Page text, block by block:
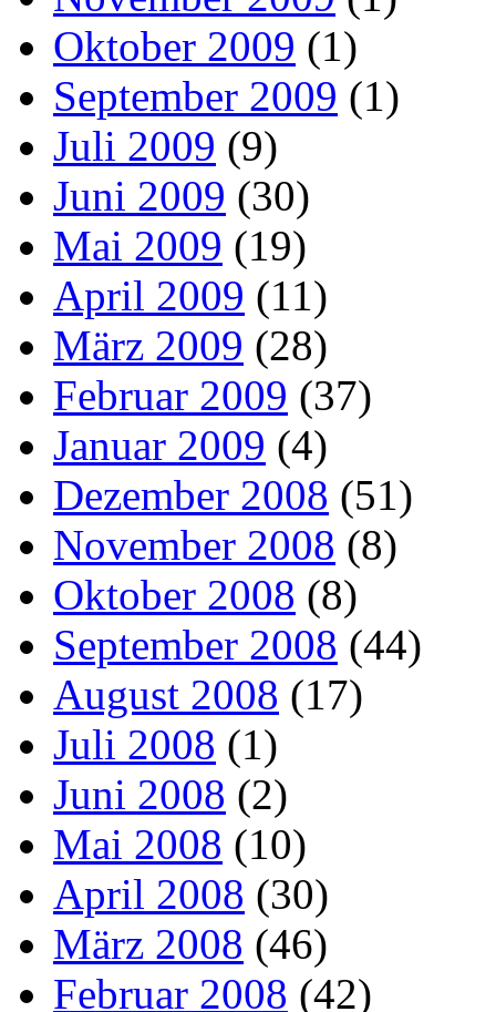
Oktober 2009 (1)
September 2009 (1)
Juli 2009 (9)
Juni 2009 (30)
Mai 2009 (19)
April 2009 (11)
März 2009 (28)
Februar 2009 (37)
Januar 2009 (4)
Dezember 2008 (51)
November 2008 (8)
Oktober 2008 (8)
September 2008 (44)
August 2008 (17)
Juli 2008 (1)
Juni 2008 (2)
Mai 2008 (10)
April 2008 (30)
März 2008 (46)
Februar 2008 (42)